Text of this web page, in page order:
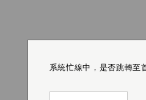
系統忙線中，是否跳轉至
系統忙線中，是否跳轉至
系統忙線中，是否跳轉至
系統忙線中，是否跳轉至
系統忙線中，是否跳轉至